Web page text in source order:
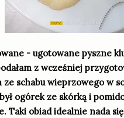
- ugotowane pyszne
z wcześniej
ze schabu wieprzowego w
ogórek ze skórką i
Taki obiad idealnie nada